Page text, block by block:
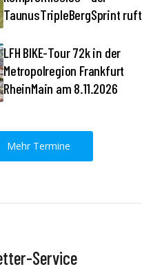
TaunusTripleBergSprint ruft
LFH BIKE-Tour 72k in der
Metropolregion Frankfurt
RheinMain am 8.11.2026
Mehr Termine
Service